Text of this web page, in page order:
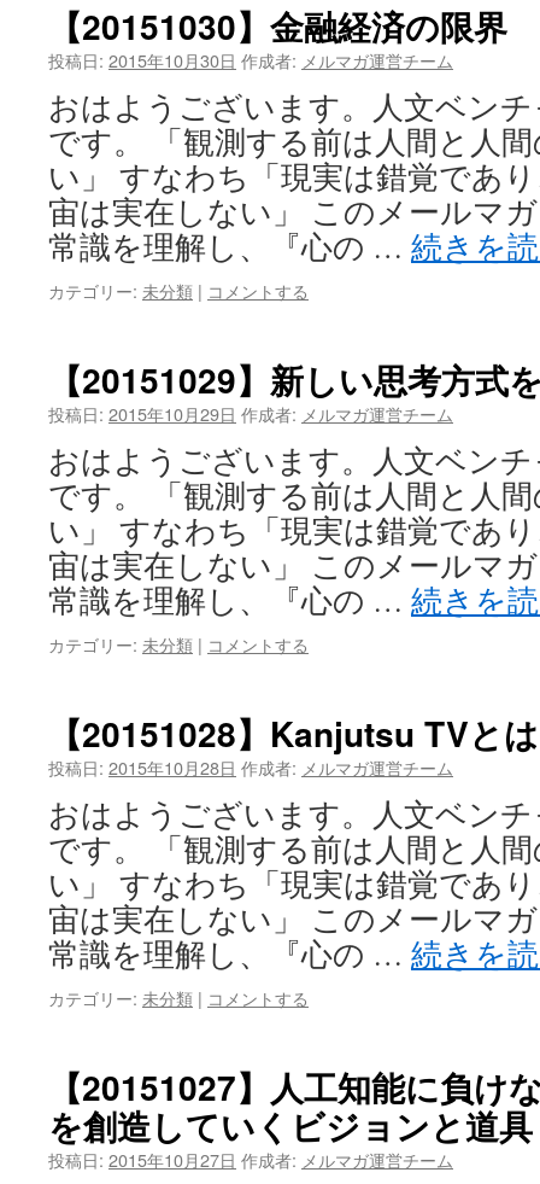
【20151030】金融経済の限界
投稿日: 2015年10月30日 作成者: メルマガ運営チーム
おはようございます。人文ベンチ
です。 「観測する前は人間と人
い」 すなわち「現実は錯覚であ
宙は実在しない」 このメールマ
常識を理解し、『心の … 続きを
カテゴリー: 未分類 | コメントする
【20151029】新しい思考方式
投稿日: 2015年10月29日 作成者: メルマガ運営チーム
おはようございます。人文ベンチ
です。 「観測する前は人間と人
い」 すなわち「現実は錯覚であ
宙は実在しない」 このメールマ
常識を理解し、『心の … 続きを
カテゴリー: 未分類 | コメントする
【20151028】Kanjutsu TVと
投稿日: 2015年10月28日 作成者: メルマガ運営チーム
おはようございます。人文ベンチ
です。 「観測する前は人間と人
い」 すなわち「現実は錯覚であ
宙は実在しない」 このメールマ
常識を理解し、『心の … 続きを
カテゴリー: 未分類 | コメントする
【20151027】人工知能に負け
を創造し​ていくビジョンと道具
投稿日: 2015年10月27日 作成者: メルマガ運営チーム